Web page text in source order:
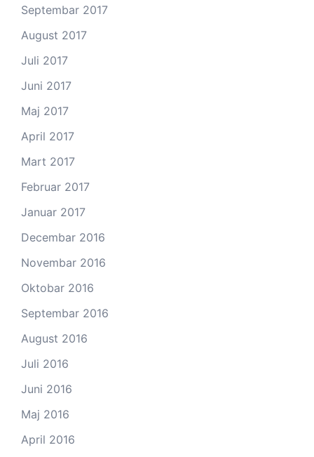
Septembar 2017
August 2017
Juli 2017
Juni 2017
Maj 2017
April 2017
Mart 2017
Februar 2017
Januar 2017
Decembar 2016
Novembar 2016
Oktobar 2016
Septembar 2016
August 2016
Juli 2016
Juni 2016
Maj 2016
April 2016